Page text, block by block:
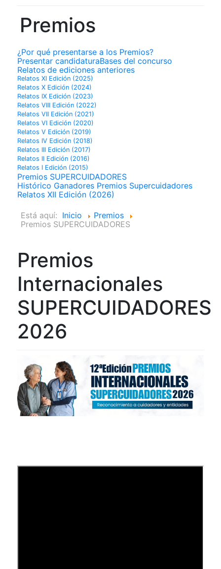
Premios
¿Por qué presentarse a los Premios?
Presentar candidaturaBases del concurso
Relatos de ediciones anteriores
Relatos XI Edición (2025)
Relatos X Edición (2024)
Relatos IX Edición (2023)
Relatos VIII Edición (2022)
Relatos VII Edición (2021)
Relatos VI Edición (2020)
Relatos V Edición (2019)
Relatos IV Edición (2018)
Relatos III Edición (2017)
Relatos II Edición (2016)
Relatos I Edición (2015)
Premios SUPERCUIDADORES
Histórico Ganadores Premios Supercuidadores
Relatos XII Edición (2026)
Está aquí: Inicio
Premios
Premios SUPERCUIDADORES
Premios
Internacionales
SUPERCUIDADORES
2026